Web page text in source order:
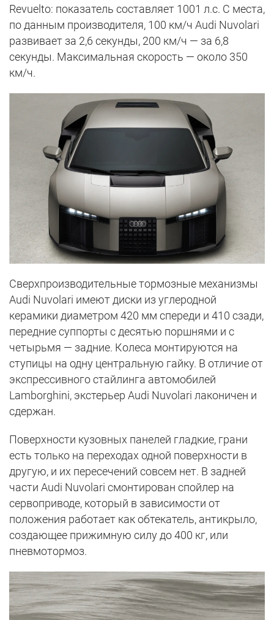
Revuelto: показатель составляет 1001 л.с. С места,
по данным производителя, 100 км/ч Audi Nuvolari
развивает за 2,6 секунды, 200 км/ч — за 6,8
секунды. Максимальная скорость — около 350
км/ч.
Сверхпроизводительные тормозные механизмы
Audi Nuvolari имеют диски из углеродной
керамики диаметром 420 мм спереди и 410 сзади,
передние суппорты с десятью поршнями и с
четырьмя — задние. Колеса монтируются на
ступицы на одну центральную гайку. В отличие от
экспрессивного стайлинга автомобилей
Lamborghini, экстерьер Audi Nuvolari лаконичен и
сдержан.
Поверхности кузовных панелей гладкие, грани
есть только на переходах одной поверхности в
другую, и их пересечений совсем нет. В задней
части Audi Nuvolari смонтирован спойлер на
сервоприводе, который в зависимости от
положения работает как обтекатель, антикрыло,
создающее прижимную силу до 400 кг, или
пневмотормоз.